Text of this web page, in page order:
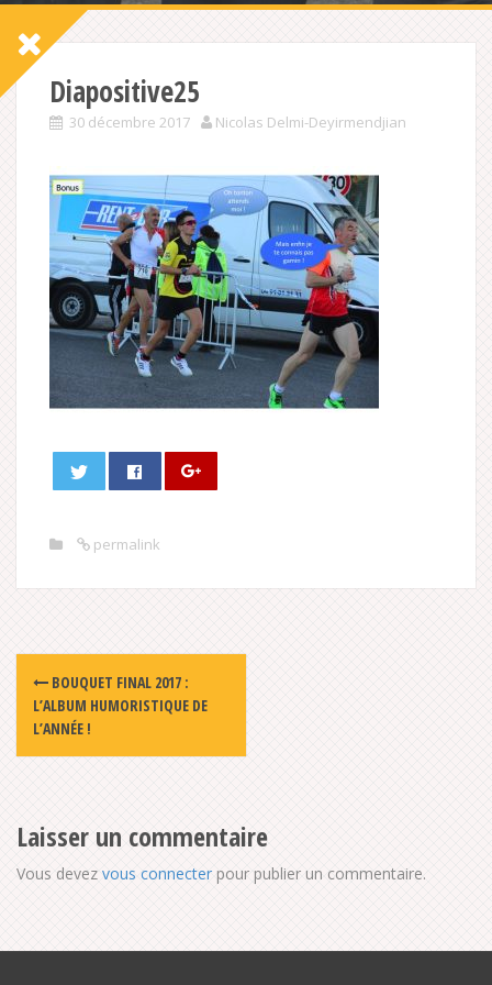
Diapositive25
30 décembre 2017 Nicolas Delmi-Deyirmendjian
permalink
Post
navigation
BOUQUET FINAL 2017 :
L’ALBUM HUMORISTIQUE DE
L’ANNÉE !
Laisser un commentaire
Vous devez vous connecter pour publier un commentaire.